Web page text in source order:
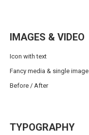
IMAGES & VIDEO
Icon with text
Fancy media & single image
Before / After
TYPOGRAPHY